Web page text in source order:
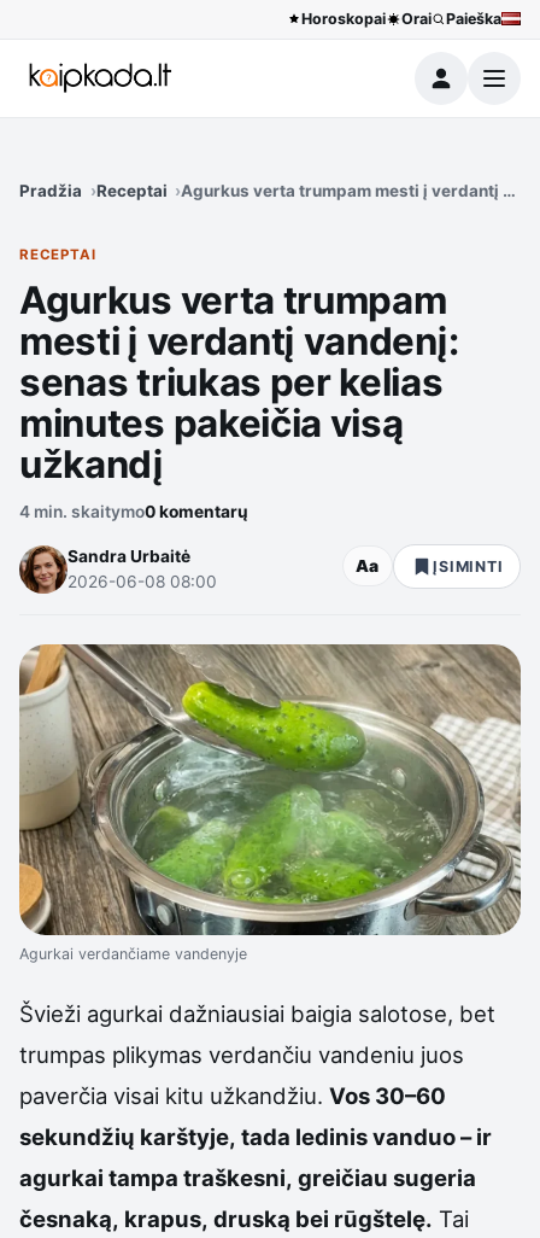
Horoskopai Orai Paieška
Meniu
Pradžia Receptai Agurkus verta trumpam mesti į verdantį
RECEPTAI
Agurkus verta trumpam
mesti į verdantį vandenį:
senas triukas per kelias
minutes pakeičia visą
užkandį
4 min. skaitymo0 komentarų
Sandra Urbaitė
2026-06-08 08:00
Aa ĮSIMINTI
Agurkai verdančiame vandenyje
Švieži agurkai dažniausiai baigia salotose, bet
trumpas plikymas verdančiu vandeniu juos
paverčia visai kitu užkandžiu. Vos 30–60
sekundžių karštyje, tada ledinis vanduo – ir
agurkai tampa traškesni, greičiau sugeria
česnaką, krapus, druską bei rūgštelę. Tai